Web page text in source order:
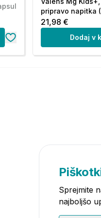
pripravo napitka
21,98 €
Dodaj v
Sprejmite
najboljšo